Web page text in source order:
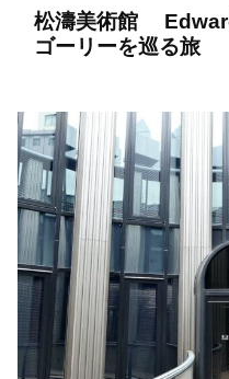
松濤美術館
ゴーリーを巡る旅